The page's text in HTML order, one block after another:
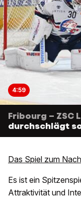
4:59
Fribourg – ZSC
durchschlägt
Das Spiel zum
Es ist ein
Attraktivität und